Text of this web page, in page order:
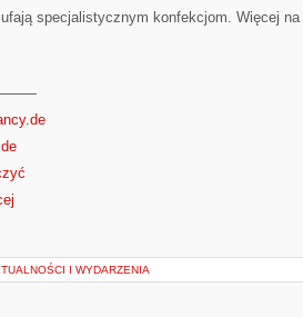
specjalistycznym konfekcjom. Więcej
I WYDARZENIA